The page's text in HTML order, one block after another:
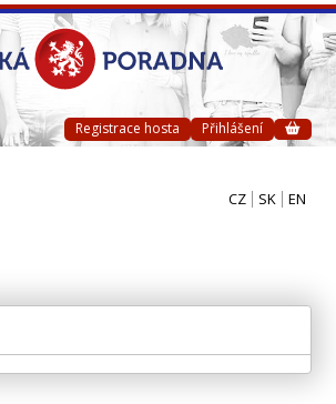
Registrace hosta Přihlášení
CZ SK EN